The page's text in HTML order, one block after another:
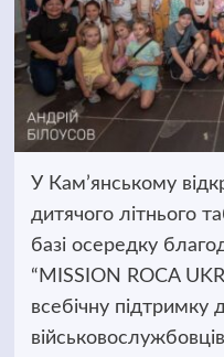
У Кам’янському
дитячого літнього
базі осередку
“MISSION ROCA
всебічну підтримку